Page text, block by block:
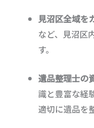
見沼区全域を
など、見沼区
す。
遺品整理士の
識と豊富な経
適切に遺品を